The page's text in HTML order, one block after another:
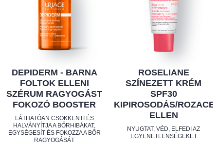
DEPIDERM - BARNA
FOLTOK ELLENI
SZÉRUM RAGYOGÁST
FOKOZÓ BOOSTER
LÁTHATÓAN CSÖKKENTI ÉS
HALVÁNYÍTJA A BŐRHIBÁKAT,
EGYSÉGESÍT ÉS FOKOZZA A BŐR
RAGYOGÁSÁT
ROSELIANE
SZÍNEZETT KRÉM
SPF30
KIPIROSODÁS/
ELLEN
NYUGTAT, VÉD, ELFEDI AZ
EGYENETLENSÉGEKET